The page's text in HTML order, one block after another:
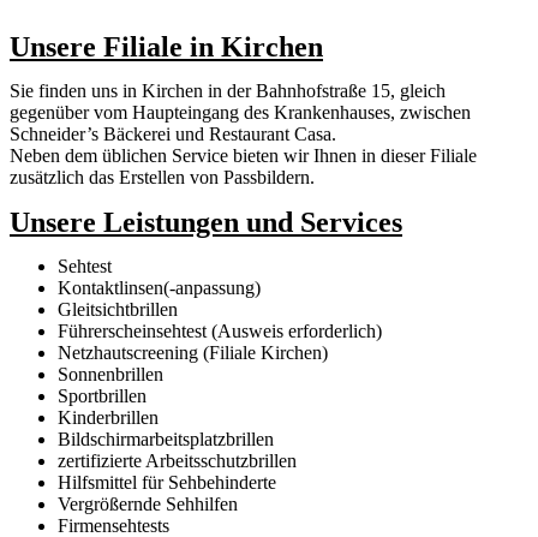
Unsere Filiale in Kirchen
Sie finden uns in Kirchen in der Bahnhofstraße 15, gleich
gegenüber vom Haupteingang des Krankenhauses, zwischen
Schneider’s Bäckerei und Restaurant Casa.
Neben dem üblichen Service bieten wir Ihnen in dieser Filiale
zusätzlich das Erstellen von Passbildern.
Unsere Leistungen und Services
Sehtest
Kontaktlinsen(-anpassung)
Gleitsichtbrillen
Führerscheinsehtest (Ausweis erforderlich)
Netzhautscreening (Filiale Kirchen)
Sonnenbrillen
Sportbrillen
Kinderbrillen
Bildschirmarbeitsplatzbrillen
zertifizierte Arbeitsschutzbrillen
Hilfsmittel für Sehbehinderte
Vergrößernde Sehhilfen
Firmensehtests